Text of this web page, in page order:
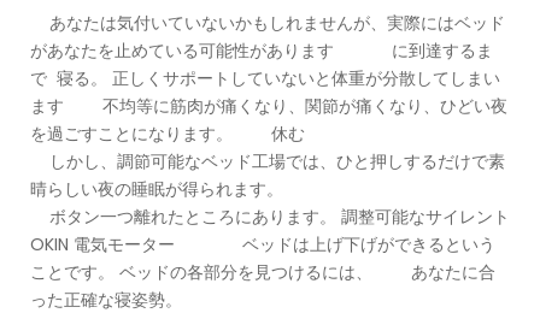
あなたは気付いていないかもしれませんが、実際にはベッド
があなたを止めている可能性があります に到達するま
で 寝る。 正しくサポートしていないと体重が分散してしまい
ます 不均等に筋肉が痛くなり、関節が痛くなり、ひどい夜
を過ごすことになります。 休む
しかし、調節可能なベッド工場では、ひと押しするだけで素
晴らしい夜の睡眠が得られます。
ボタン一つ離れたところにあります。 調整可能なサイレント
OKIN 電気モーター ベッドは上げ下げができるという
ことです。 ベッドの各部分を見つけるには、 あなたに合
った正確な寝姿勢。